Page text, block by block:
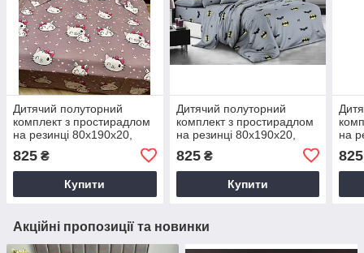
Дитячий полуторний
комплект з простирадлом
на резинці 80х190х20,
825 ₴
Купити
Дитячий полуторний
комплект з простирадлом
на резинці 80х190х20,
825₴
Купити
на
825
Акційні пропозиції та новинки